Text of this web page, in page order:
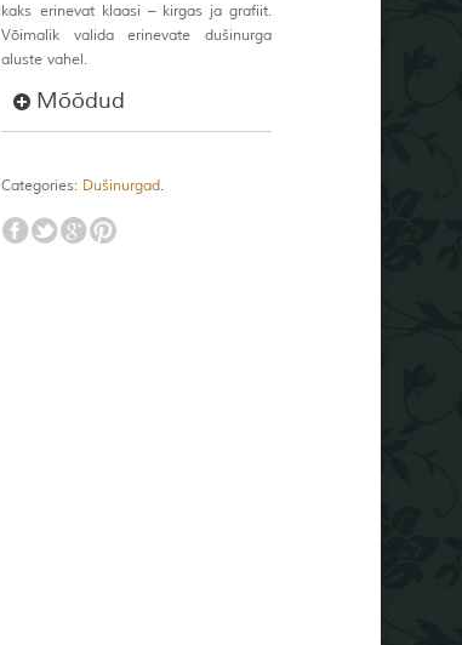
kaks erinevat klaasi – kirgas ja grafiit.
Võimalik valida erinevate dušinurga
aluste vahel.
Mõõdud
Categories: Dušinurgad.